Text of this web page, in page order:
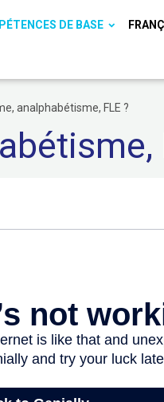
DE BASE
analphabétisme, FLE ?